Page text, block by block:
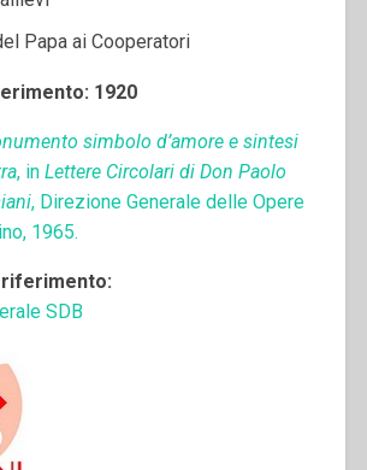
Papa ai Cooperatori
1920
simbolo d’amore e sintesi
, in Lettere Circolari di Don Paolo
, Direzione Generale delle Opere
1965.
riferimento:
SDB